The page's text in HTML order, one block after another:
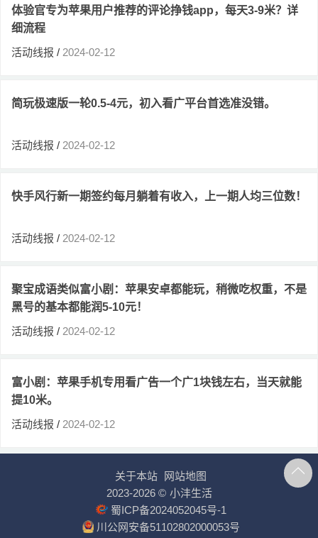
体验官专为苹果用户推荐的评论挣钱app，每天3-9米？详
细流程
活动线报 / 2024-02-12
简玩极速版一轮0.5-4元，初入看广平台首选准没错。
活动线报 / 2024-02-12
快手风行新一期签约每月躺着有收入，上一期人均三位数！
活动线报 / 2024-02-12
聚宝成语类似富小剧：苹果安卓都能玩，稍微吃权重，不是
黑号的基本都能润5-10元！
活动线报 / 2024-02-12
富小剧：苹果手机专用看广告一个广1块钱左右，当天就能
提10米。
活动线报 / 2024-02-12
关于本站
网站地图
2023-2026 © 小沣生活
蜀ICP备2024052045号-1
川公网安备51102802000053号